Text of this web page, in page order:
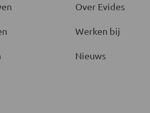
Over Evides
Werken bij
Nieuws